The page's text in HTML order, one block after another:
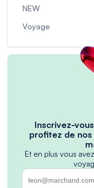
NEW
Voyage
Inscrivez-
profitez de nos
Et en plus vous